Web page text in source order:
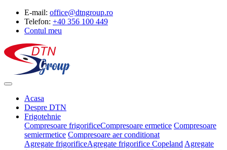
E-mail: office@dtngroup.ro
Telefon: +40 356 100 449
Contul meu
Acasa
Despre DTN
Frigotehnie
Compresoare frigorificeCompresoare ermetice Compresoare
semiermetice Compresoare aer conditionat
Agregate frigorificeAgregate frigorifice Copeland Agregate